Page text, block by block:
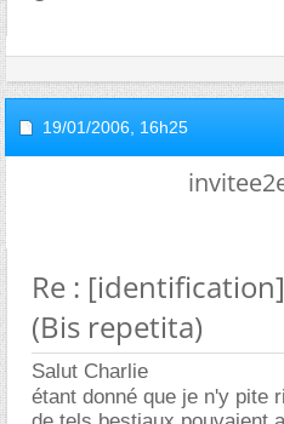
19/01/2006, 16h25
Re :
(Bis repetita)
Salut Charlie
étant donné que je n'y pite